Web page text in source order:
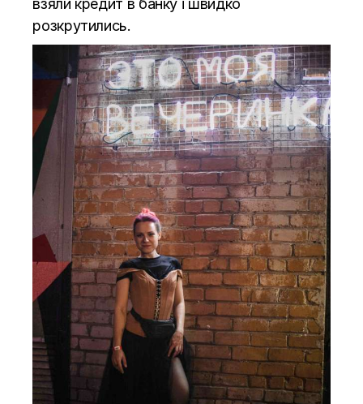
взяли кредит в банку і швидко
розкрутились.